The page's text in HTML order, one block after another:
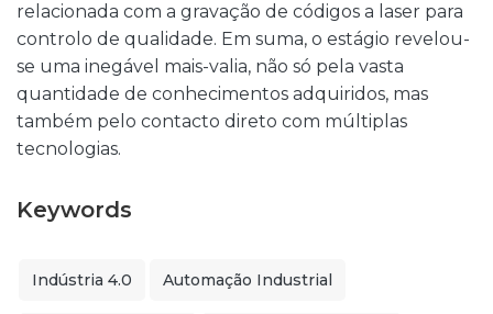
relacionada com a gravação de códigos a laser para
controlo de qualidade. Em suma, o estágio revelou-
se uma inegável mais-valia, não só pela vasta
quantidade de conhecimentos adquiridos, mas
também pelo contacto direto com múltiplas
tecnologias.
Keywords
Indústria 4.0 Automação Industrial